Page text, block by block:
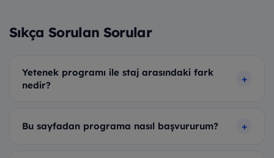
Sıkça Sorulan Sorular
Yetenek programı ile staj arasındaki fark
nedir?
Bu sayfadan programa nasıl başvururum?